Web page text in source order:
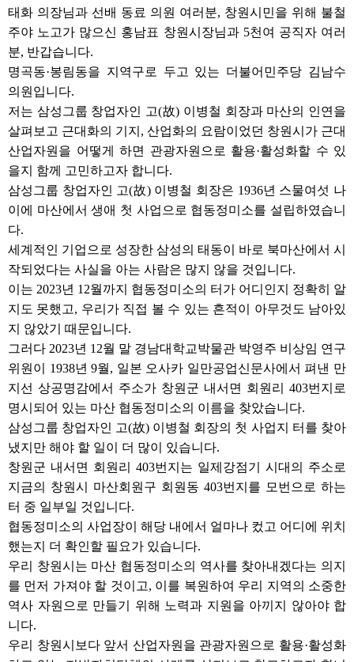
태화 의장님과 선배 동료 의원 여러분, 창원시민을 위해 불철
주야 노고가 많으신 홍남표 창원시장님과 5천여 공직자 여러
분, 반갑습니다.
명곡동·봉림동을 지역구로 두고 있는 더불어민주당 김남수
의원입니다.
저는 삼성그룹 창업자인 고(故) 이병철 회장과 마산의 인연을
살펴보고 근대화의 기지, 산업화의 요람이었던 창원시가 근대
산업자원을 어떻게 하면 관광자원으로 활용·활성화할 수 있
을지 함께 고민하고자 합니다.
삼성그룹 창업자인 고(故) 이병철 회장은 1936년 스물여섯 나
이에 마산에서 생애 첫 사업으로 협동정미소를 설립하였습니
다.
세계적인 기업으로 성장한 삼성의 태동이 바로 북마산에서 시
작되었다는 사실을 아는 사람은 많지 않을 것입니다.
이는 2023년 12월까지 협동정미소의 터가 어디인지 정확히 알
지도 못했고, 우리가 직접 볼 수 있는 흔적이 아무것도 남아있
지 않았기 때문입니다.
그러다 2023년 12월 말 경남대학교박물관 박영주 비상임 연구
위원이 1938년 9월, 일본 오사카 일만공업신문사에서 펴낸 만
지선 상공명감에서 주소가 창원군 내서면 회원리 403번지로
명시되어 있는 마산 협동정미소의 이름을 찾았습니다.
삼성그룹 창업자인 고(故) 이병철 회장의 첫 사업지 터를 찾아
냈지만 해야 할 일이 더 많이 있습니다.
창원군 내서면 회원리 403번지는 일제강점기 시대의 주소로
지금의 창원시 마산회원구 회원동 403번지를 모번으로 하는
터 중 일부일 것입니다.
협동정미소의 사업장이 해당 내에서 얼마나 컸고 어디에 위치
했는지 더 확인할 필요가 있습니다.
우리 창원시는 마산 협동정미소의 역사를 찾아내겠다는 의지
를 먼저 가져야 할 것이고, 이를 복원하여 우리 지역의 소중한
역사 자원으로 만들기 위해 노력과 지원을 아끼지 않아야 합
니다.
우리 창원시보다 앞서 산업자원을 관광자원으로 활용·활성화